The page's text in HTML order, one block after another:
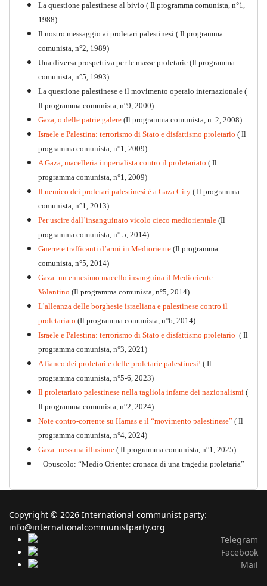
Per la difesa intransigente
La questione palestinese al bivio ( Il programma comunista, n°1,
1988)
Il nostro messaggio ai proletari palestinesi ( Il programma
comunista, n°2, 1989)
Una diversa prospettiva per le masse proletarie (Il programma
comunista, n°5, 1993)
La questione palestinese e il movimento operaio internazionale (
Il programma comunista, n°9, 2000)
Gaza, o delle patrie galere (Il programma comunista, n. 2, 2008)
Israele e Palestina: terrorismo di Stato e disfattismo proletario ( Il
programma comunista, n°1, 2009)
A Gaza, macelleria imperialista contro il proletariato ( Il
programma comunista, n°1, 2009)
Il nemico dei proletari palestinesi è a Gaza City ( Il programma
comunista, n°1, 2013)
Per uscire dall’insanguinato vicolo cieco mediorientale (Il
programma comunista, n° 5, 2014)
Guerre e trafficanti d’armi in Medioriente (Il programma
comunista, n°5, 2014)
Gaza: un ennesimo macello insanguina il Medioriente-
Volantino (Il programma comunista, n°5, 2014)
L’alleanza delle borghesie israeliana e palestinese contro il
proletariato (Il programma comunista, n°6, 2014)
Israele e Palestina: terrorismo di Stato e disfattismo proletario ( Il
programma comunista, n°3, 2021)
A fianco dei proletari e delle proletarie palestinesi! ( Il
programma comunista, n°5-6, 2023)
Il proletariato palestinese nella tagliola infame dei nazionalismi (
Il programma comunista, n°2, 2024)
Note contro-corrente su Hamas e il “movimento palestinese” ( Il
programma comunista, n°4, 2024)
Gaza: nessuna illusione ( Il programma comunista, n°1, 2025)
Opuscolo: “Medio Oriente: cronaca di una tragedia proletaria”
Copyright © 2026 International communist party:
info@internationalcommunistparty.org